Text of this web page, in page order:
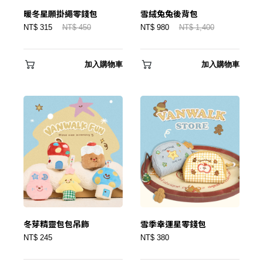
✕
會員登入
忘記密碼？
暖冬星願掛繩零錢包
NT$ 315 NT$ 450
加入購物車
雪絨兔兔後背包
NT$ 980 NT$ 1,400
加入購物車
冬芽精靈包包吊飾
NT$ 245
雪季幸運星零錢包
NT$ 380